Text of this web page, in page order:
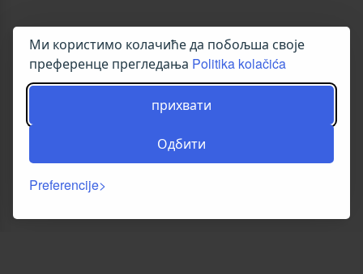
Ми користимо колачиће да побољша своје
преференце прегледања Politika kolačića
прихвати
Одбити
Preferencije